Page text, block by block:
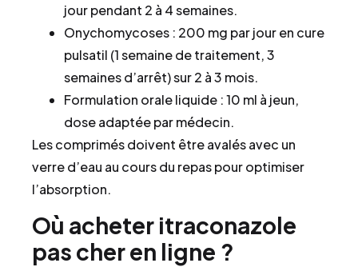
jour pendant 2 à 4 semaines.
Onychomycoses : 200 mg par jour en cure
pulsatil (1 semaine de traitement, 3
semaines d’arrêt) sur 2 à 3 mois.
Formulation orale liquide : 10 ml à jeun,
dose adaptée par médecin.
Les comprimés doivent être avalés avec un
verre d’eau au cours du repas pour optimiser
l’absorption.
Où acheter itraconazole
pas cher en ligne ?